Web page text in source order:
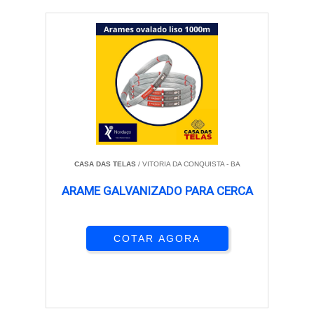
CASA DAS TELAS/ VITORIA DA CONQUISTA - BA
ARAME GALVANIZADO PARA CERCA
COTAR AGORA